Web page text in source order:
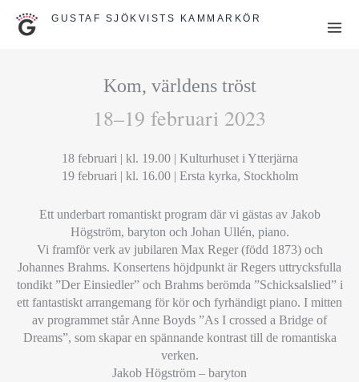
GUSTAF SJÖKVISTS KAMMARKÖR
Kom, världens tröst
18–19 februari 2023
18 februari | kl. 19.00 | Kulturhuset i Ytterjärna
19 februari | kl. 16.00 | Ersta kyrka, Stockholm
Ett underbart romantiskt program där vi gästas av Jakob
Högström, baryton och Johan Ullén, piano.
Vi framför verk av jubilaren Max Reger (född 1873) och
Johannes Brahms. Konsertens höjdpunkt är Regers uttrycksfulla
tondikt ”Der Einsiedler” och Brahms berömda ”Schicksalslied” i
ett fantastiskt arrangemang för kör och fyrhändigt piano. I mitten
av programmet står Anne Boyds ”As I crossed a Bridge of
Dreams”, som skapar en spännande kontrast till de romantiska
verken.
Jakob Högström – baryton